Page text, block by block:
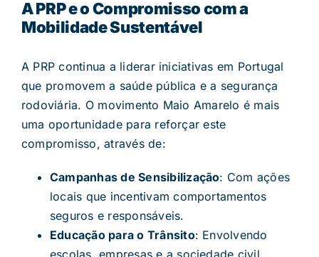
A PRP e o Compromisso com a
Mobilidade Sustentável
A PRP continua a liderar iniciativas em Portugal
que promovem a saúde pública e a segurança
rodoviária. O movimento Maio Amarelo é mais
uma oportunidade para reforçar este
compromisso, através de:
Campanhas de Sensibilização: Com ações
locais que incentivam comportamentos
seguros e responsáveis.
Educação para o Trânsito: Envolvendo